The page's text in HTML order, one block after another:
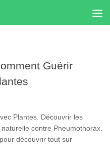
Guérir
Plantes. Découvrir les
contre Pneumothorax.
découvrir tout sur